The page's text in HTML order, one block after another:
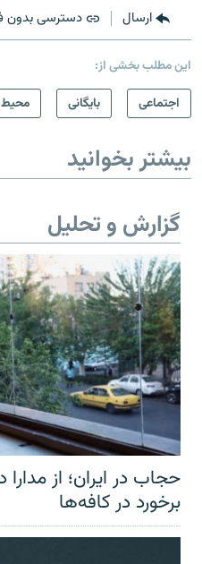
ارسال دسترسی بدون
این مطلب بخشی از:
اجتماعی
بایگانی
بیشتر بخوانید
گزارش و تحلیل
حجاب در ایران؛ از
برخورد در کافه‌ها